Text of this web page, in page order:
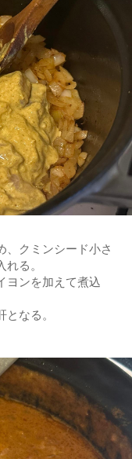
、クミンシード小さ
る。
ヨンを加えて煮込
なる。